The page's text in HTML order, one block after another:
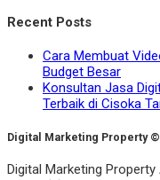
Recent Posts
Cara Membuat
Budget Besar
Konsultan Jasa
Terbaik di Cisoka
Digital Marketing Property
Digital Marketing Property